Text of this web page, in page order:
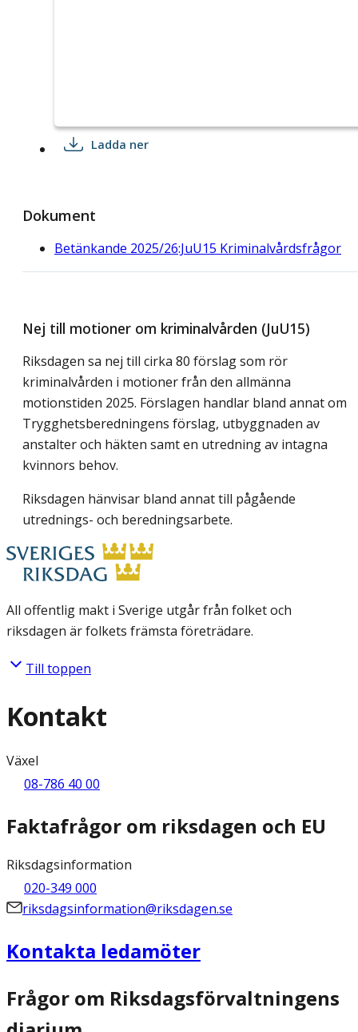
Ladda ner
Dokument
Betänkande 2025/26:JuU15 Kriminalvårdsfrågor
Nej till motioner om kriminalvården (JuU15)
Riksdagen sa nej till cirka 80 förslag som rör
kriminalvården i motioner från den allmänna
motionstiden 2025. Förslagen handlar bland annat om
Trygghetsberedningens förslag, utbyggnaden av
anstalter och häkten samt en utredning av intagna
kvinnors behov.
Riksdagen hänvisar bland annat till pågående
utrednings- och beredningsarbete.
All offentlig makt i Sverige utgår från folket och
riksdagen är folkets främsta företrädare.
Till toppen
Kontakt
Växel
08-786 40 00
Faktafrågor om riksdagen och EU
Riksdagsinformation
020-349 000
riksdagsinformation@riksdagen.se
Kontakta ledamöter
Frågor om Riksdagsförvaltningens